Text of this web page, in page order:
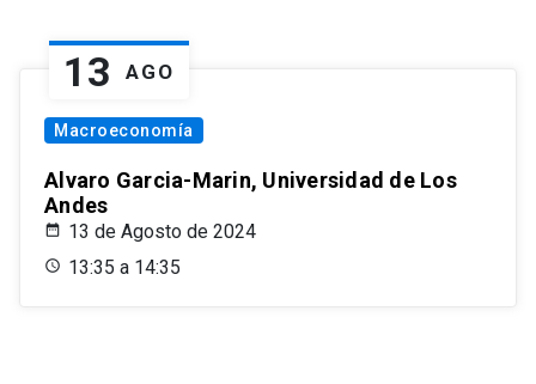
13 AGO
Macroeconomía
Alvaro Garcia-Marin, Universidad de Los
Andes
13 de Agosto de 2024
13:35 a 14:35